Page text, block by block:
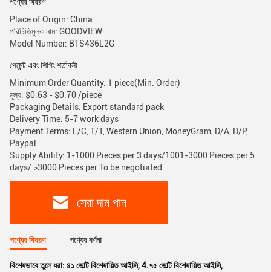
Place of Origin: China
পরিচিতিমুলক নাম: GOODVIEW
Model Number: BTS436L2G
পেমেন্ট এবং শিপিং শর্তাবলী
Minimum Order Quantity: 1 piece(Min. Order)
মূল্য: $0.63 - $0.70 /piece
Packaging Details: Export standard pack
Delivery Time: 5-7 work days
Payment Terms: L/C, T/T, Western Union, MoneyGram, D/A, D/P,
Paypal
Supply Ability: 1-1000 Pieces per 3 days/1001-3000 Pieces per 5
days/ >3000 Pieces per To be negotiated
সেরা দাম পান
পণ্যের বিবরণ পণ্যের বর্ণনা
বিশেষভাবে তুলে ধরা: ৪১ ভোল্ট বিশেষায়িত আইসি,4.৭৫ ভোল্ট বিশেষায়িত আইসি,